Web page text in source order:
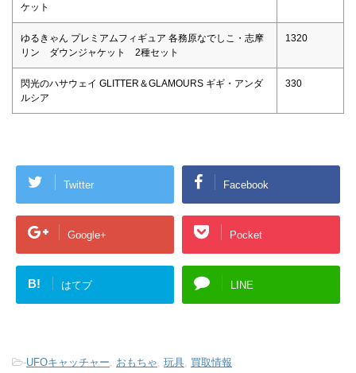
ケット
ゆるきゃん プレミアムフィギュア 各務原なでしこ・志摩
リン ダウンジャケット 2種セット
1320
閃光のハサウェイ GLITTER＆GLAMOURS ギギ・アンダ
ルシア
330
Twitter Facebook
Google+ Pocket
B! はてブ LINE
-UFOキャッチャー, おもちゃ, 玩具, 買取情報